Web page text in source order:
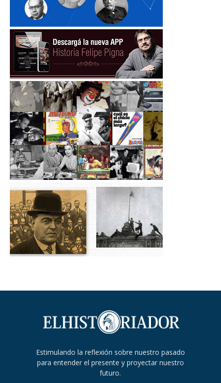
Estimulando la reflexión sobre nuestro pasado
para entender el presente y proyectar nuestro
futuro.